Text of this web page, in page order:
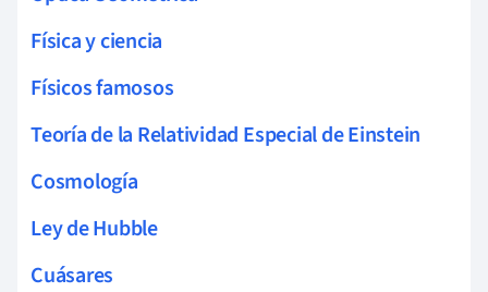
Física y ciencia
Físicos famosos
Teoría de la Relatividad Especial de Einstein
Cosmología
Ley de Hubble
Cuásares